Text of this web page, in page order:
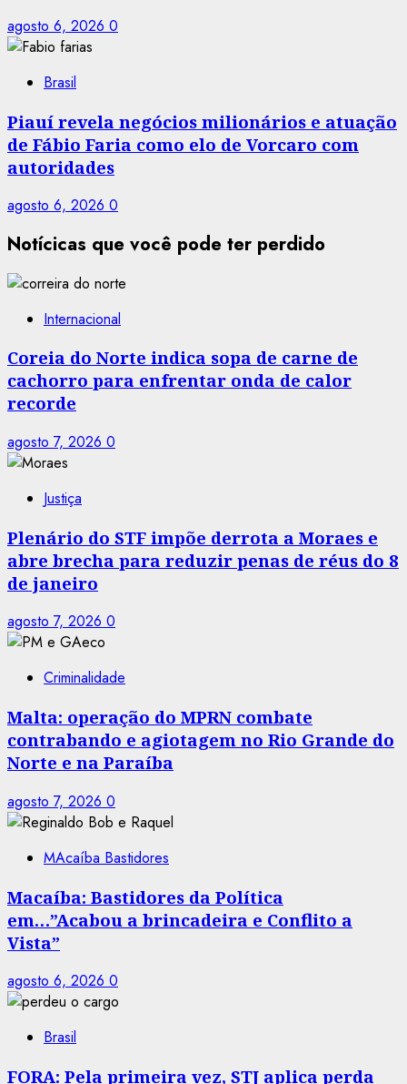
agosto 6, 2026 0
Brasil
Piauí revela negócios milionários e atuação
de Fábio Faria como elo de Vorcaro com
autoridades
agosto 6, 2026 0
Notícicas que você pode ter perdido
Internacional
Coreia do Norte indica sopa de carne de
cachorro para enfrentar onda de calor
recorde
agosto 7, 2026 0
Justiça
Plenário do STF impõe derrota a Moraes e
abre brecha para reduzir penas de réus do 8
de janeiro
agosto 7, 2026 0
Criminalidade
Malta: operação do MPRN combate
contrabando e agiotagem no Rio Grande do
Norte e na Paraíba
agosto 7, 2026 0
MAcaíba Bastidores
Macaíba: Bastidores da Política
em…”Acabou a brincadeira e Conflito a
Vista”
agosto 6, 2026 0
Brasil
FORA: Pela primeira vez, STJ aplica perda